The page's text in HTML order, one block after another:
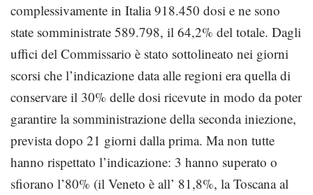
complessivamente in Italia 918.450 dosi e ne sono
state somministrate 589.798, il 64,2% del totale. Dagli
uffici del Commissario è stato sottolineato nei giorni
scorsi che l’indicazione data alle regioni era quella di
conservare il 30% delle dosi ricevute in modo da poter
garantire la somministrazione della seconda iniezione,
prevista dopo 21 giorni dalla prima. Ma non tutte
hanno rispettato l’indicazione: 3 hanno superato o
sfiorano l’80% (il Veneto è all’ 81,8%, la Toscana al